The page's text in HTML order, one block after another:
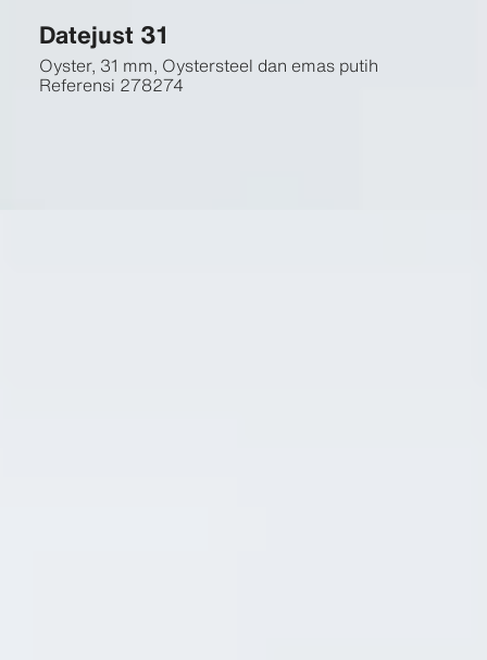
Datejust 31
Oyster, 31 mm, Oystersteel dan emas putih
Referensi 278274